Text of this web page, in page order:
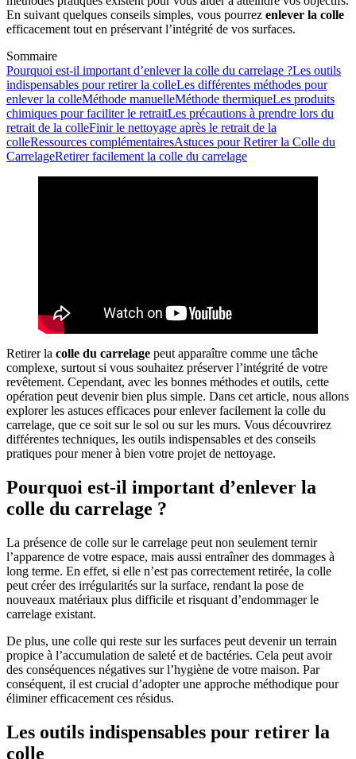
En suivant quelques conseils simples, vous pourrez enlever la colle
efficacement tout en préservant l’intégrité de vos surfaces.
Sommaire
Pourquoi est-il important d’enlever la colle du carrelage ?Les outils
indispensables pour retirer la colleLes différentes méthodes pour
enlever la colleMéthode manuelleMéthode thermiqueLes produits
chimiques pour faciliter le retraitLes précautions à prendre lors du
retrait de la colleFinir le nettoyage après le retrait de la
colleRessources complémentairesAstuces pour Retirer la Colle du
CarrelageRetirer facilement la colle du carrelage
Retirer la colle du carrelage peut apparaître comme une tâche
complexe, surtout si vous souhaitez préserver l’intégrité de votre
revêtement. Cependant, avec les bonnes méthodes et outils, cette
opération peut devenir bien plus simple. Dans cet article, nous allons
explorer les astuces efficaces pour enlever facilement la colle du
carrelage, que ce soit sur le sol ou sur les murs. Vous découvrirez
différentes techniques, les outils indispensables et des conseils
pratiques pour mener à bien votre projet de nettoyage.
Pourquoi est-il important d’enlever la
colle du carrelage ?
La présence de colle sur le carrelage peut non seulement ternir
l’apparence de votre espace, mais aussi entraîner des dommages à
long terme. En effet, si elle n’est pas correctement retirée, la colle
peut créer des irrégularités sur la surface, rendant la pose de
nouveaux matériaux plus difficile et risquant d’endommager le
carrelage existant.
De plus, une colle qui reste sur les surfaces peut devenir un terrain
propice à l’accumulation de saleté et de bactéries. Cela peut avoir
des conséquences négatives sur l’hygiène de votre maison. Par
conséquent, il est crucial d’adopter une approche méthodique pour
éliminer efficacement ces résidus.
Les outils indispensables pour retirer la
colle